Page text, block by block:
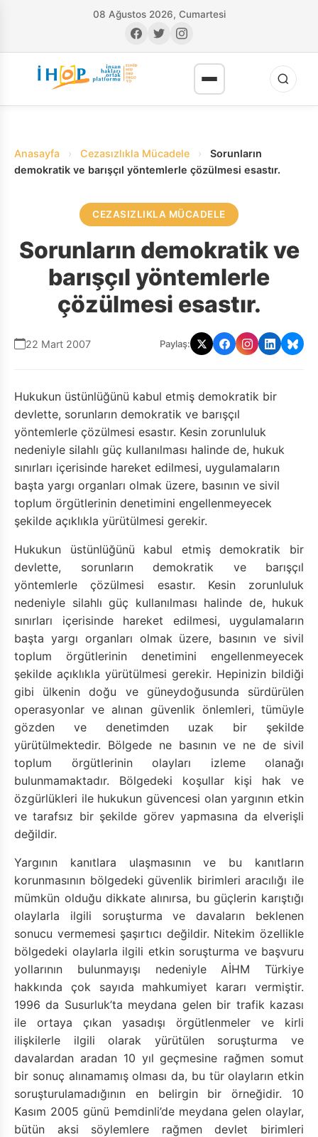
08 Ağustos 2026, Cumartesi
Anasayfa › Cezasızlıkla Mücadele ›
Sorunların
demokratik ve barışçıl yöntemlerle çözülmesi esastır.
CEZASIZLIKLA MÜCADELE
Sorunların demokratik ve
barışçıl yöntemlerle
çözülmesi esastır.
22 Mart 2007 Paylaş:
Hukukun üstünlüğünü kabul etmiş demokratik bir
devlette, sorunların demokratik ve barışçıl
yöntemlerle çözülmesi esastır. Kesin zorunluluk
nedeniyle silahlı güç kullanılması halinde de, hukuk
sınırları içerisinde hareket edilmesi, uygulamaların
başta yargı organları olmak üzere, basının ve sivil
toplum örgütlerinin denetimini engellenmeyecek
şekilde açıklıkla yürütülmesi gerekir.
Hukukun üstünlüğünü kabul etmiş demokratik bir
devlette, sorunların demokratik ve barışçıl
yöntemlerle çözülmesi esastır. Kesin zorunluluk
nedeniyle silahlı güç kullanılması halinde de, hukuk
sınırları içerisinde hareket edilmesi, uygulamaların
başta yargı organları olmak üzere, basının ve sivil
toplum örgütlerinin denetimini engellenmeyecek
şekilde açıklıkla yürütülmesi gerekir. Hepinizin bildiği
gibi ülkenin doğu ve güneydoğusunda sürdürülen
operasyonlar ve alınan güvenlik önlemleri, tümüyle
gözden ve denetimden uzak bir şekilde
yürütülmektedir. Bölgede ne basının ve ne de sivil
toplum örgütlerinin olayları izleme olanağı
bulunmamaktadır. Bölgedeki koşullar kişi hak ve
özgürlükleri ile hukukun güvencesi olan yargının etkin
ve tarafsız bir şekilde görev yapmasına da elverişli
değildir.
Yargının kanıtlara ulaşmasının ve bu kanıtların
korunmasının bölgedeki güvenlik birimleri aracılığı ile
mümkün olduğu dikkate alınırsa, bu güçlerin karıştığı
olaylarla ilgili soruşturma ve davaların beklenen
sonucu vermemesi şaşırtıcı değildir. Nitekim özellikle
bölgedeki olaylarla ilgili etkin soruşturma ve başvuru
yollarının bulunmayışı nedeniyle AİHM Türkiye
hakkında çok sayıda mahkumiyet kararı vermiştir.
1996 da Susurluk’ta meydana gelen bir trafik kazası
ile ortaya çıkan yasadışı örgütlenmeler ve kirli
ilişkilerle ilgili olarak yürütülen soruşturma ve
davalardan aradan 10 yıl geçmesine rağmen somut
bir sonuç alınamamış olması da, bu tür olayların etkin
soruşturulamadığının en belirgin bir örneğidir. 10
Kasım 2005 günü Þemdinli’de meydana gelen olaylar,
bütün aksi söylemlere rağmen devlet birimleri